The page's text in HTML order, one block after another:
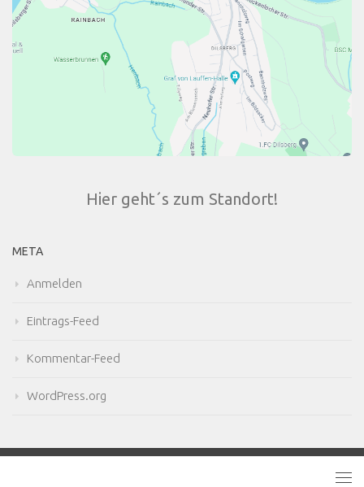
Hier geht´s zum Standort!
META
Anmelden
Eintrags-Feed
Kommentar-Feed
WordPress.org